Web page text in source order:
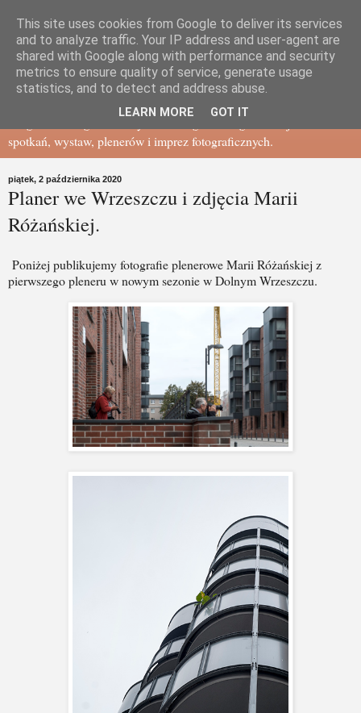
Gdańskie Towarzystwo
Fotograficzne - BLOG
spotkań, wystaw, plenerów i imprez fotograficznych.
piątek, 2 października 2020
Planer we Wrzeszczu i zdjęcia Marii
Różańskiej.
Poniżej publikujemy fotografie plenerowe Marii Różańskiej z
pierwszego pleneru w nowym sezonie w Dolnym Wrzeszczu.
This site uses cookies from Google to deliver its services
and to analyze traffic. Your IP address and user-agent are
shared with Google along with performance and security
metrics to ensure quality of service, generate usage
statistics, and to detect and address abuse.
LEARN MORE GOT IT